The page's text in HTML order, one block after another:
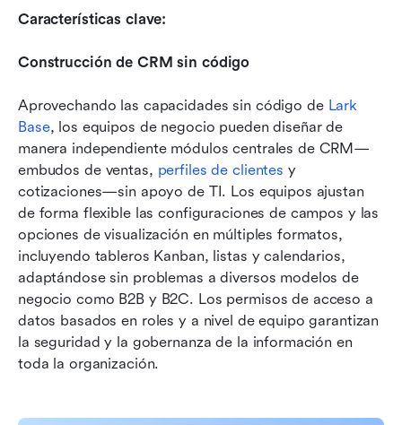
Características clave:
Construcción de CRM sin código
Aprovechando las capacidades sin código de Lark
Base, los equipos de negocio pueden diseñar de
manera independiente módulos centrales de CRM—
embudos de ventas, perfiles de clientes y
cotizaciones—sin apoyo de TI. Los equipos ajustan
de forma flexible las configuraciones de campos y las
opciones de visualización en múltiples formatos,
incluyendo tableros Kanban, listas y calendarios,
adaptándose sin problemas a diversos modelos de
negocio como B2B y B2C. Los permisos de acceso a
datos basados en roles y a nivel de equipo garantizan
la seguridad y la gobernanza de la información en
toda la organización.